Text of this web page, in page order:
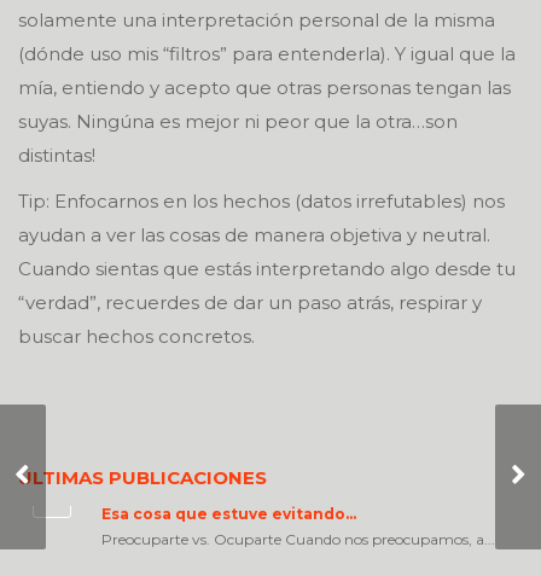
solamente una interpretación personal de la misma
(dónde uso mis “filtros” para entenderla). Y igual que la
mía, entiendo y acepto que otras personas tengan las
suyas. Ningúna es mejor ni peor que la otra…son
distintas!
Tip: Enfocarnos en los hechos (datos irrefutables) nos
ayudan a ver las cosas de manera objetiva y neutral.
Cuando sientas que estás interpretando algo desde tu
“verdad”, recuerdes de dar un paso atrás, respirar y
buscar hechos concretos.
ÚLTIMAS PUBLICACIONES
Esa cosa que estuve evitando…
Preocuparte vs. Ocuparte Cuando nos preocupamos, a...
está bien